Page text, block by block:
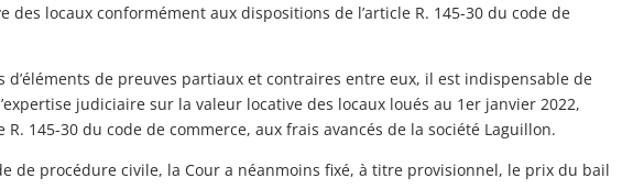
des locaux conformément aux dispositions de l’article R. 145-30 du code de
d’éléments de preuves partiaux et contraires entre eux, il est indispensable de
judiciaire sur la valeur locative des locaux loués au 1er janvier 2022,
145-30 du code de commerce, aux frais avancés de la société Laguillon.
de procédure civile, la Cour a néanmoins fixé, à titre provisionnel, le prix du bail